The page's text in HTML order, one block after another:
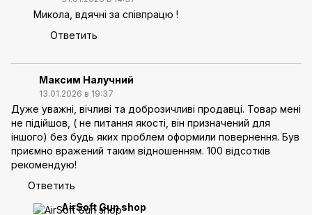
Микола, вдячні за співпрацю !
Ответить
Максим Налучний
13.01.2026 в 19:37
Дуже уважні, вічливі та доброзичливі продавці. Товар мені
не підійшов, ( не питання якості, він призначений для
іншого) без будь яких проблем оформили повернення. Був
приємно вражений таким відношенням. 100 відсотків
рекомендую!
Ответить
AirSoft Gun shop